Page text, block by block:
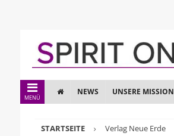
MENÜ
NEWS UNSERE MISSION
STARTSEITE Verlag Neue Erde